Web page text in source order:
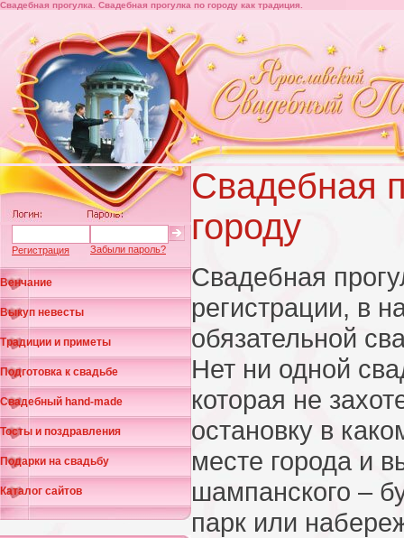
Свадебная прогулка. Свадебная прогулка по городу как традиция.
Регистрация Забыли пароль?
Венчание
Выкуп невесты
Традиции и приметы
Подготовка к свадьбе
Свадебный hand-made
Тосты и поздравления
Подарки на свадьбу
Каталог сайтов
Свадебная
городу
Свадебная
регистрации, в
обязательной
Нет ни одной
которая не
остановку в
месте города и
шампанского –
парк или